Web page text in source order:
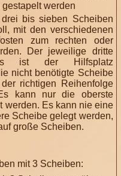
bis sieben Scheiben
mit den verschiedenen
zum rechten oder
Der jeweilige dritte
ist der Hilfsplatz
nicht benötigte Scheibe
richtigen Reihenfolge
kann nur die oberste
werden. Es kann nie eine
Scheibe gelegt werden,
große Scheiben.
mit 3 Scheiben: